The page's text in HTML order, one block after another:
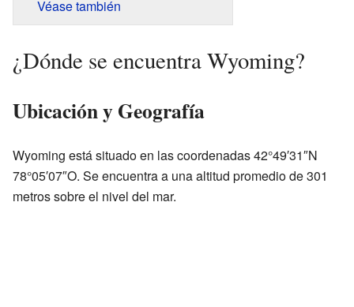
Véase también
¿Dónde se encuentra Wyoming?
Ubicación y Geografía
Wyoming está situado en las coordenadas 42°49′31″N
78°05′07″O. Se encuentra a una altitud promedio de 301
metros sobre el nivel del mar.